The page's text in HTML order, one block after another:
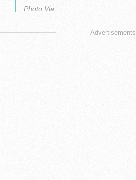
Photo Via
Advertisements